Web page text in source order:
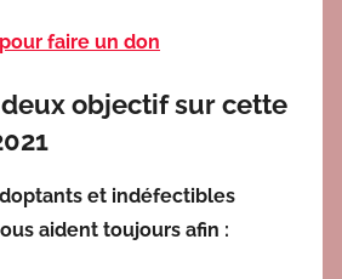
faire un don
objectif sur cette
et indéfectibles
aident toujours afin :